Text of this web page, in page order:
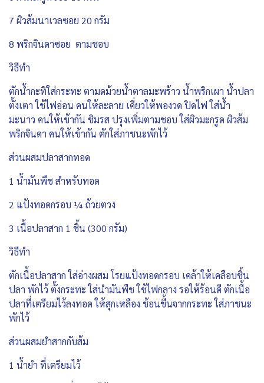
7 ผิวส้มนาเวลซอย 20 กรัม
8 พริกจินดาซอย ตามชอบ
วิธีทำ
ตักน้ำกะทิใส่กระทะ ตามดม้วยน้ำตาลมะพร้าว น้ำพริกเผา น้ำปลา
ตั้งเตา ใช้ไฟอ่อน คนให้ละลาย เคี่ยวให้พองวด ปิดไฟ ใส่น้ำ
มะนาว คนให้เข้ากัน ชิมรส ปรุงเพิ่มตามชอบ ใส่ผิวมะกรูด ผิวส้ม
พริกจินดา คนให้เข้ากัน ตักใส่ภาชนะพักไว้
ส่วนผสมปลาสากทอด
1 น้ำมันพืช สำหรับทอด
2 แป้งทอดกรอบ ¼ ถ้วยตวง
3 เนื้อปลาสาก 1 ชิ้น (300 กรัม)
วิธีทำ
ตักเนื้อปลาสาก ใส่อ่างผสม โรยแป้งทอดกรอบ เคล้าให้เคลือบชิ้น
ปลา พักไว้ ตั้งกระทะ ใส่นำมันพืช ใช้ไฟกลาง รอให้ร้อนดี ตักเนื้อ
ปลาที่เตรียมไว้ลงทอด ให้สุกเหลือง ช้อนขึ้นจากกระทะ ใส่ภาชนะ
พักไว้
ส่วนผสมยำสากกับส้ม
1 น้ำยำ ที่เตรียมไว้